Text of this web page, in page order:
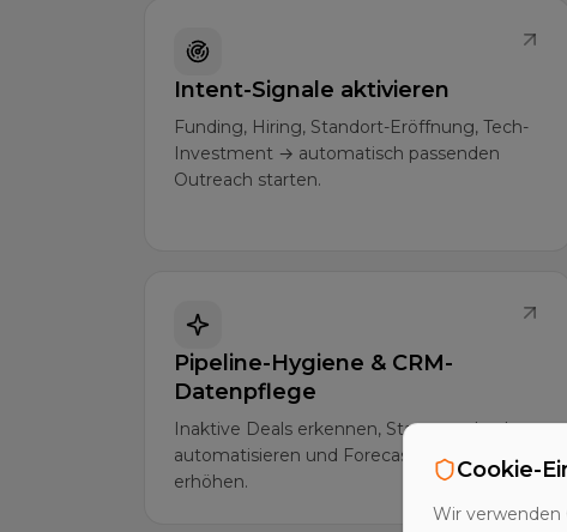
Intent-Signale aktivieren
Funding, Hiring, Standort-Eröffnung, Tech-
Investment → automatisch passenden
Outreach starten.
Pipeline-Hygiene & CRM-
Datenpflege
Inaktive Deals erkennen, Statuswechsel
automatisieren und Forecast-Genauigkeit
erhöhen.
Cookie-
Wir verwenden